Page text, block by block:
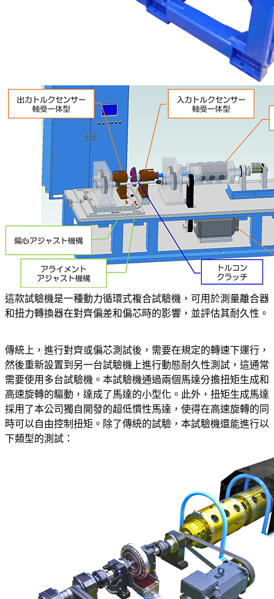
這款試驗機是一種動力循環式複合試驗機，可用於測量離合器
和扭力轉換器在對齊偏差和偏芯時的影響，並評估其耐久性。
傳統上，進行對齊或偏芯測試後，需要在規定的轉速下運行，
然後重新設置到另一台試驗機上進行動態耐久性測試，這通常
需要使用多台試驗機。本試驗機通過兩個馬達分擔扭矩生成和
高速旋轉的驅動，達成了馬達的小型化。此外，扭矩生成馬達
採用了本公司獨自開發的超低慣性馬達，使得在高速旋轉的同
時可以自由控制扭矩。除了傳統的試驗，本試驗機還能進行以
下類型的測試：